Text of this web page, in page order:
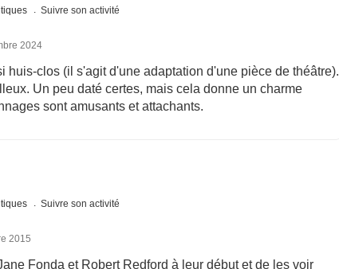
Suivre son activité
2024
huis-clos (il s'agit d'une adaptation d'une pièce de théâtre).
Un peu daté certes, mais cela donne un charme
sont amusants et attachants.
Suivre son activité
2015
Fonda et Robert Redford à leur début et de les voir